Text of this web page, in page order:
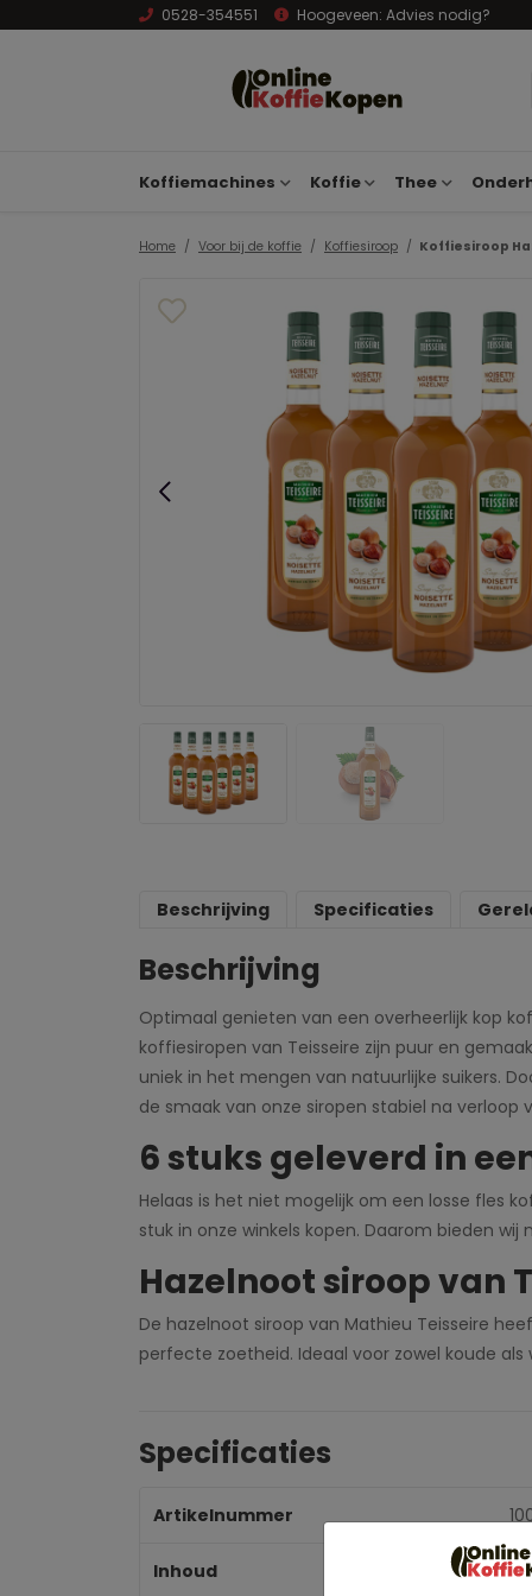
0528-354551 Hoogeveen: Advies nodig?
Koffiemachines Koffie Thee
Home Voor bij de koffie Koffiesiroop Koffiesiroop
Beschrijving Specificaties
Beschrijving
Optimaal genieten van een overheerlijk kop
koffiesiropen van Teisseire zijn puur en
uniek in het mengen van natuurlijke suikers.
de smaak van onze siropen stabiel na verloop
6 stuks geleverd in
Helaas is het niet mogelijk om een losse fles
stuk in onze winkels kopen. Daarom bieden
Hazelnoot siroop van
De hazelnoot siroop van Mathieu Teisseire
perfecte zoetheid. Ideaal voor zowel koude
Specificaties
Artikelnummer
Inhoud